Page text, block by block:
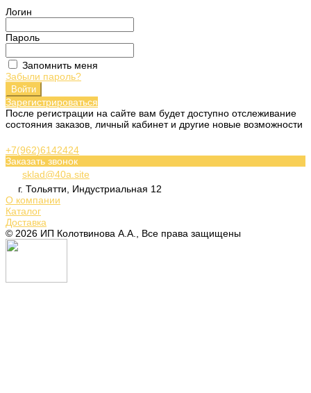
Логин
Пароль
Запомнить меня
Забыли пароль?
Войти
Зарегистрироваться
После регистрации на сайте вам будет доступно отслеживание
состояния заказов, личный кабинет и другие новые возможности
+7(962)6142424
Заказать звонок
sklad@40a.site
г. Тольятти, Индустриальная 12
О компании
Каталог
Доставка
© 2026 ИП Колотвинова А.А., Все права защищены